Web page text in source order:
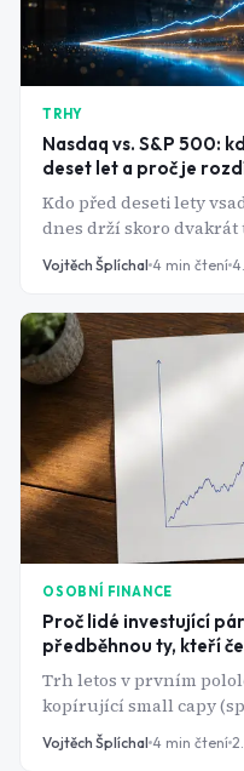
TRHY
Nasdaq vs. S&P 500:
deset let a proč je
Kdo před deseti lety
dnes drží skoro dvakrát
500. Čísla ukazují, proč
zatím vyplácela.
Vojtěch Šplíchal 4 min čtení
OSOBNÍ FINANCE
Proč lidé investující
předběhnou ty, kteří
Trh letos v prvním
kopírující small capy
kapitalizací do 2 miliard dolarů)
Kdo čekal na velký
Vojtěch Šplíchal 4 min čtení